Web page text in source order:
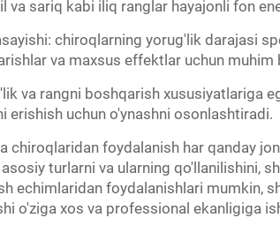
va sariq kabi iliq ranglar hayajonli fon
chiroqlarning yorug'lik darajasi
va maxsus effektlar uchun
va rangni boshqarish xususiyatlariga
erishish uchun o'ynashni osonlashtiradi.
chiroqlaridan foydalanish har qanday
turlarni va ularning qo'llanilishini,
echimlaridan foydalanishlari mumkin,
o'ziga xos va professional ekanligiga